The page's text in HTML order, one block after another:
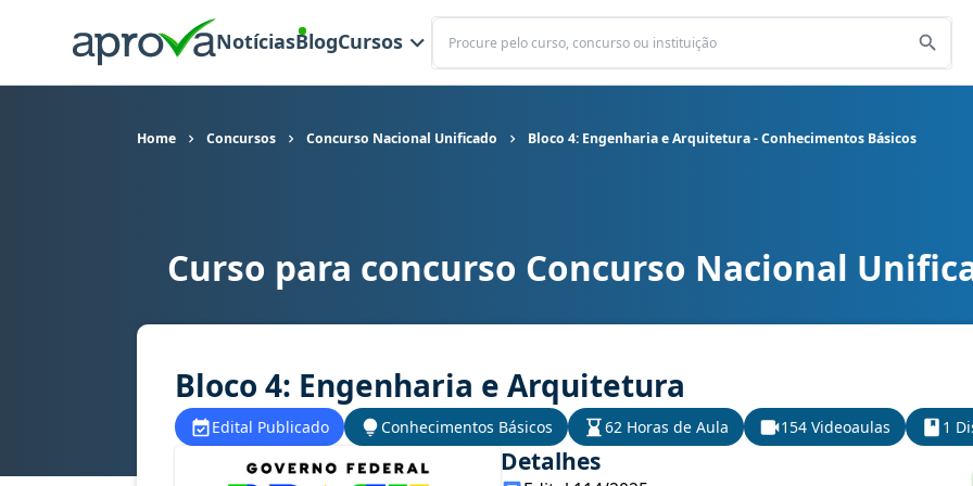
NotíciasBlogCursos
Buscar
Home Concursos Concurso Nacional Unificado Bloco 4: Engenharia e Arquitetura - Conhecimentos Básicos
Curso para concurso CNU - Concurso Nacional Unificado cargo Bloco 4: Engenharia e Arquitetura - Conhecimentos
Curso para concurso Concurso Nacional
Bloco 4: Engenharia e Arquitetura
Edital Publicado Conhecimentos Básicos 62 Horas de Aula 154 Videoaulas 1
Detalhes